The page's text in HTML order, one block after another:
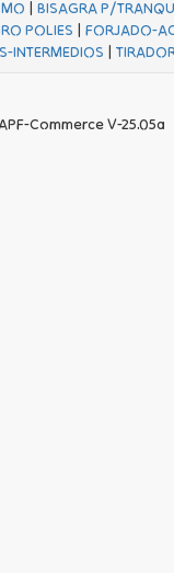
| BISAGRA P/
POLIES |FORJADO-
INTERMEDIOS |
Commerce V-25.05a